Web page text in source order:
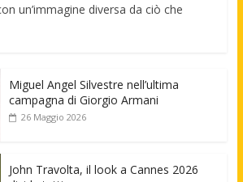
un’immagine diversa da ciò che
Miguel Angel Silvestre nell’ultima
campagna di Giorgio Armani
26 Maggio 2026
John Travolta, il look a Cannes 2026